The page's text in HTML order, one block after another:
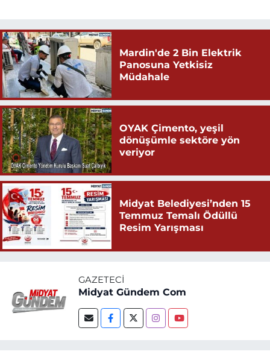
Mardin'de 2 Bin Elektrik
Panosuna Yetkisiz
Müdahale
OYAK Çimento, yeşil
dönüşümle sektöre yön
veriyor
Midyat Belediyesi’nden 15
Temmuz Temalı Ödüllü
Resim Yarışması
GAZETECI
Midyat Gündem Com